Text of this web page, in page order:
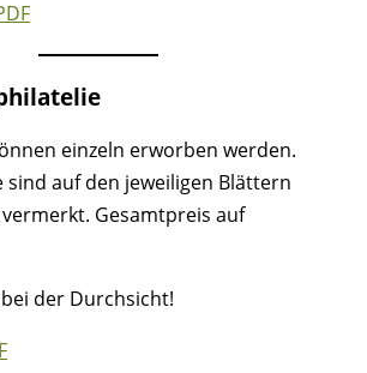
einzeln erworben werden.
sind auf den jeweiligen Blättern
Gesamtpreis auf
der Durchsicht!